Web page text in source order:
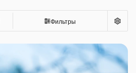
Фильтры